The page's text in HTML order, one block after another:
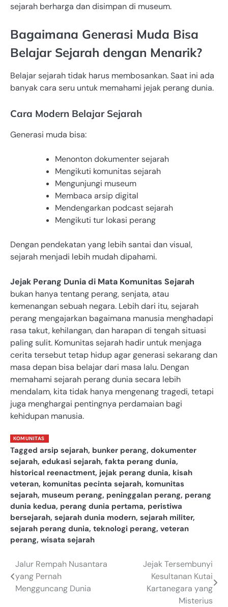
sejarah berharga dan disimpan di museum.
Bagaimana Generasi Muda Bisa
Belajar Sejarah dengan Menarik?
Belajar sejarah tidak harus membosankan. Saat ini ada
banyak cara seru untuk memahami jejak perang dunia.
Cara Modern Belajar Sejarah
Generasi muda bisa:
Menonton dokumenter sejarah
Mengikuti komunitas sejarah
Mengunjungi museum
Membaca arsip digital
Mendengarkan podcast sejarah
Mengikuti tur lokasi perang
Dengan pendekatan yang lebih santai dan visual,
sejarah menjadi lebih mudah dipahami.
Jejak Perang Dunia di Mata Komunitas Sejarah
bukan hanya tentang perang, senjata, atau
kemenangan sebuah negara. Lebih dari itu, sejarah
perang mengajarkan bagaimana manusia menghadapi
rasa takut, kehilangan, dan harapan di tengah situasi
paling sulit. Komunitas sejarah hadir untuk menjaga
cerita tersebut tetap hidup agar generasi sekarang dan
masa depan bisa belajar dari masa lalu. Dengan
memahami sejarah perang dunia secara lebih
mendalam, kita tidak hanya mengenang tragedi, tetapi
juga menghargai pentingnya perdamaian bagi
kehidupan manusia.
KOMUNITAS
Tagged arsip sejarah, bunker perang, dokumenter
sejarah, edukasi sejarah, fakta perang dunia,
historical reenactment, jejak perang dunia, kisah
veteran, komunitas pecinta sejarah, komunitas
sejarah, museum perang, peninggalan perang, perang
dunia kedua, perang dunia pertama, peristiwa
bersejarah, sejarah dunia modern, sejarah militer,
sejarah perang dunia, teknologi perang, veteran
perang, wisata sejarah
Post
navigation
Jalur Rempah Nusantara
yang Pernah
Mengguncang Dunia
Jejak Tersembunyi
Kesultanan Kutai
Kartanegara yang
Misterius